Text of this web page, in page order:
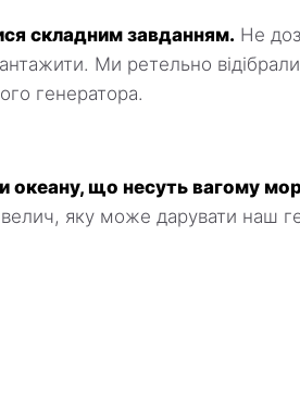
складним завданням. Не
Ми ретельно відібрали
генератора.
океану, що несуть вагому
яку може дарувати наш